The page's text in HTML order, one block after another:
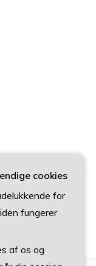
cookies
for
fungerer
af os og